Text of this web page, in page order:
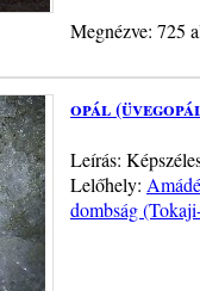
Megnézve: 725
opál
Leírás:
Lelőhely:
dombság